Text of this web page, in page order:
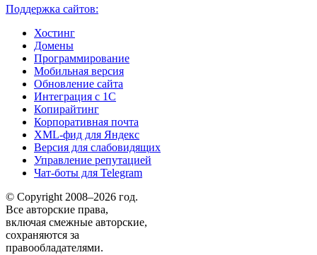
Поддержка сайтов:
Хостинг
Домены
Программирование
Мобильная версия
Обновление сайта
Интеграция с 1С
Копирайтинг
Корпоративная почта
XML-фид для Яндекс
Версия для слабовидящих
Управление репутацией
Чат-боты для Telegram
© Copyright 2008–2026 год.
Все авторские права,
включая смежные авторские,
сохраняются за
правообладателями.